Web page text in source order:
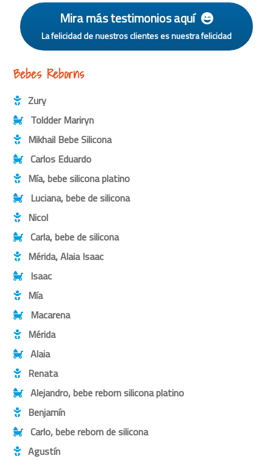
Mira más testimonios aquí
La felicidad de nuestros clientes es nuestra felicidad
Bebes Reborns
Zury
Toldder Mariryn
Mikhail Bebe Silicona
Carlos Eduardo
Mía, bebe silicona platino
Luciana, bebe de silicona
Nicol
Carla, bebe de silicona
Mérida, Alaia Isaac
Isaac
Mía
Macarena
Mérida
Alaia
Renata
Alejandro, bebe reborn silicona platino
Benjamín
Carlo, bebe reborn de silicona
Agustín